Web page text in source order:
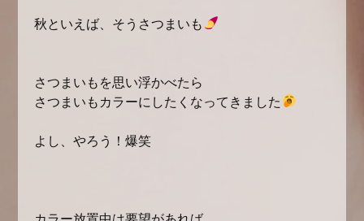
秋といえば、そうさつまいも
さつまいもを思い浮かべたら
さつまいもカラーにしたくなってきました
よし、やろう！爆笑